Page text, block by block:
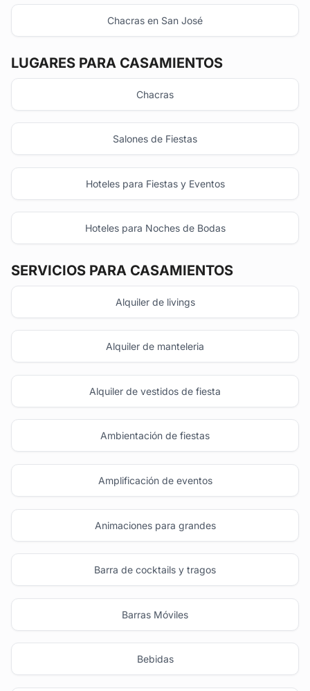
Chacras en San José
LUGARES PARA CASAMIENTOS
Chacras
Salones de Fiestas
Hoteles para Fiestas y Eventos
Hoteles para Noches de Bodas
SERVICIOS PARA CASAMIENTOS
Alquiler de livings
Alquiler de manteleria
Alquiler de vestidos de fiesta
Ambientación de fiestas
Amplificación de eventos
Animaciones para grandes
Barra de cocktails y tragos
Barras Móviles
Bebidas